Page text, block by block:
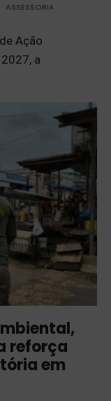
ASSESSORIA
Ação
a
reforça
em